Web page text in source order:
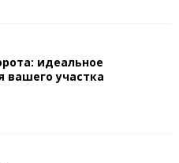
идеальное
вашего участка